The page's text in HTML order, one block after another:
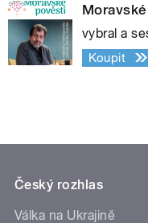
vybral a
Koupit
Český rozhlas
Válka na Ukrajině